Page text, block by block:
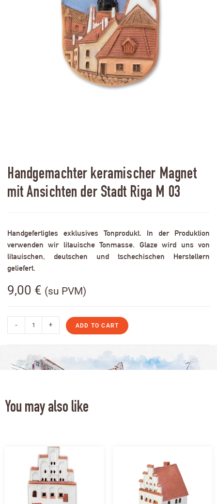
Handgemachter keramischer Magnet
mit Ansichten der Stadt Riga M 03
Handgefertigtes exklusives Tonprodukt. In der Produktion
verwenden wir litauische Tonmasse. Glaze wird uns von
litauischen, deutschen und tschechischen Herstellern
geliefert.
9,00 € (su PVM)
- + ADD TO CART
You may also like